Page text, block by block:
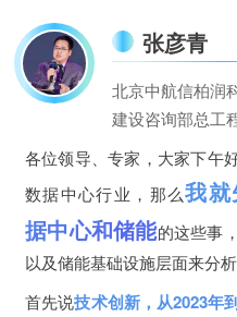
张彦青
北京中航信柏润
建设咨询部总工
各位领导、专家，大家下午
数据中心行业，那么我
据中心和储能的这些事
以及储能基础设施层面来分析
首先说技术创新，从2023年